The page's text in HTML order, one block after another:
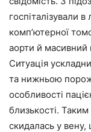
госпіталізували
комп’ютерної
аорти й масивний
Ситуація
та нижньою
особливості
близькості.
скидалась у